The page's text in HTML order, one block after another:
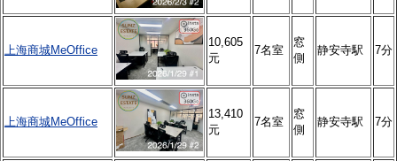
上海商城MeOffice
10,605
元
7名室
窓
側
静安寺駅 7分
上海商城MeOffice
13,410
元
7名室
窓
側
静安寺駅 7分